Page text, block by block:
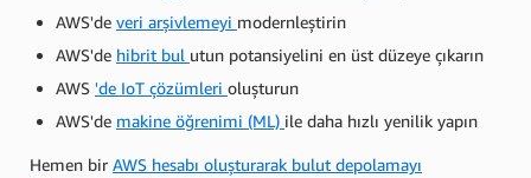
AWS'de veri arşivlemeyi modernleştirin
AWS'de hibrit bul utun potansiyelini en üst düzeye çıkarın
AWS 'de IoT çözümleri oluşturun
AWS'de makine öğrenimi (ML) ile daha hızlı yenilik yapın
Hemen bir AWS hesabı oluşturarak bulut depolamayı